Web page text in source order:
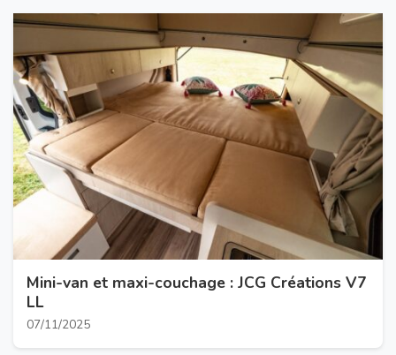
Mini-van et maxi-couchage : JCG Créations V7
LL
07/11/2025